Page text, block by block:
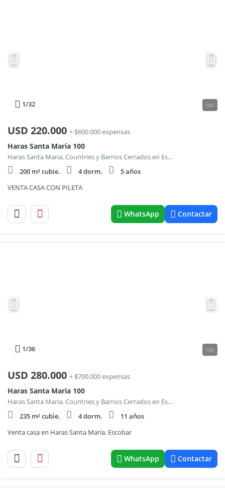
1/32 185
USD 220.000 + $600.000 expensas
Haras Santa María 100
Haras Santa Maria, Countries y Barrios Cerrados en Escobar
200 m² cubie.
4 dorm.
5 años
VENTA CASA CON PILETA
WhatsApp Contactar
1/36 185
USD 280.000 + $700.000 expensas
Haras Santa Maria 100
Haras Santa Maria, Countries y Barrios Cerrados en Escobar
235 m² cubie.
4 dorm.
11 años
Venta casa en Haras Santa María, Escobar
WhatsApp Contactar